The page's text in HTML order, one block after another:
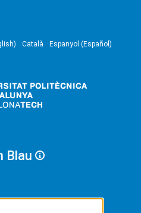
Català Espanyol (Español)
Blau